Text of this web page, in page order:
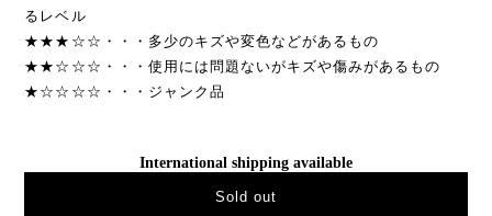
るレベル
★★★☆☆・・・多少のキズや変色などがあるもの
★★☆☆☆・・・使用には問題ないがキズや傷みがあるもの
★☆☆☆☆・・・ジャンク品
International shipping available
Sold out